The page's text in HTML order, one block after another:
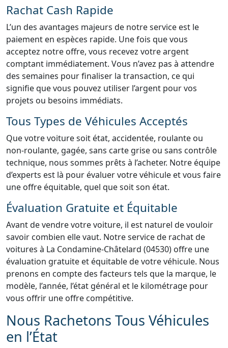
Rachat Cash Rapide
L’un des avantages majeurs de notre service est le
paiement en espèces rapide. Une fois que vous
acceptez notre offre, vous recevez votre argent
comptant immédiatement. Vous n’avez pas à attendre
des semaines pour finaliser la transaction, ce qui
signifie que vous pouvez utiliser l’argent pour vos
projets ou besoins immédiats.
Tous Types de Véhicules Acceptés
Que votre voiture soit état, accidentée, roulante ou
non-roulante, gagée, sans carte grise ou sans contrôle
technique, nous sommes prêts à l’acheter. Notre équipe
d’experts est là pour évaluer votre véhicule et vous faire
une offre équitable, quel que soit son état.
Évaluation Gratuite et Équitable
Avant de vendre votre voiture, il est naturel de vouloir
savoir combien elle vaut. Notre service de rachat de
voitures à La Condamine-Châtelard (04530) offre une
évaluation gratuite et équitable de votre véhicule. Nous
prenons en compte des facteurs tels que la marque, le
modèle, l’année, l’état général et le kilométrage pour
vous offrir une offre compétitive.
Nous Rachetons Tous Véhicules
en l’État